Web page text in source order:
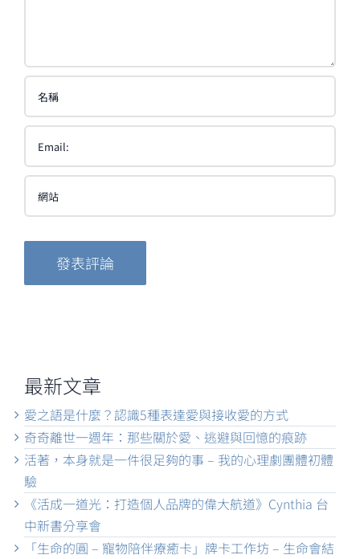
最新文章
愛之語是什麼？認識5種表達愛與接收愛的方式
奇奇離世一週年：那些關於愛、逃避與回憶的痕跡
活著，本身就是一件很足夠的事 – 我的心理劇團體初體
驗
《活成一道光：打造個人品牌的偉大航道》Cynthia 台
中新書分享會
「生命的圓 – 寵物陪伴療癒卡」牌卡工作坊 – 生命會結